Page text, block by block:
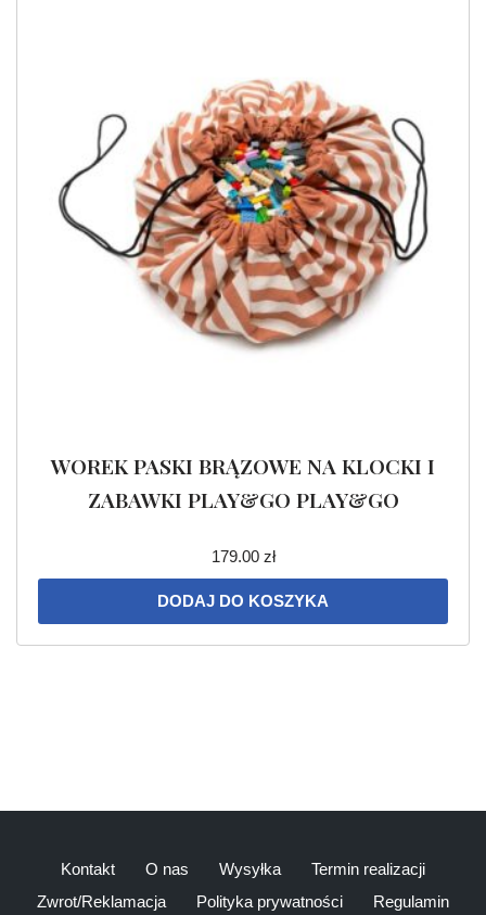
WOREK PASKI BRĄZOWE NA KLOCKI I
ZABAWKI PLAY&GO PLAY&GO
179.00 zł
DODAJ DO KOSZYKA
Kontakt O nas Wysyłka
Termin realizacji
Zwrot/Reklamacja
Polityka prywatności Regulamin